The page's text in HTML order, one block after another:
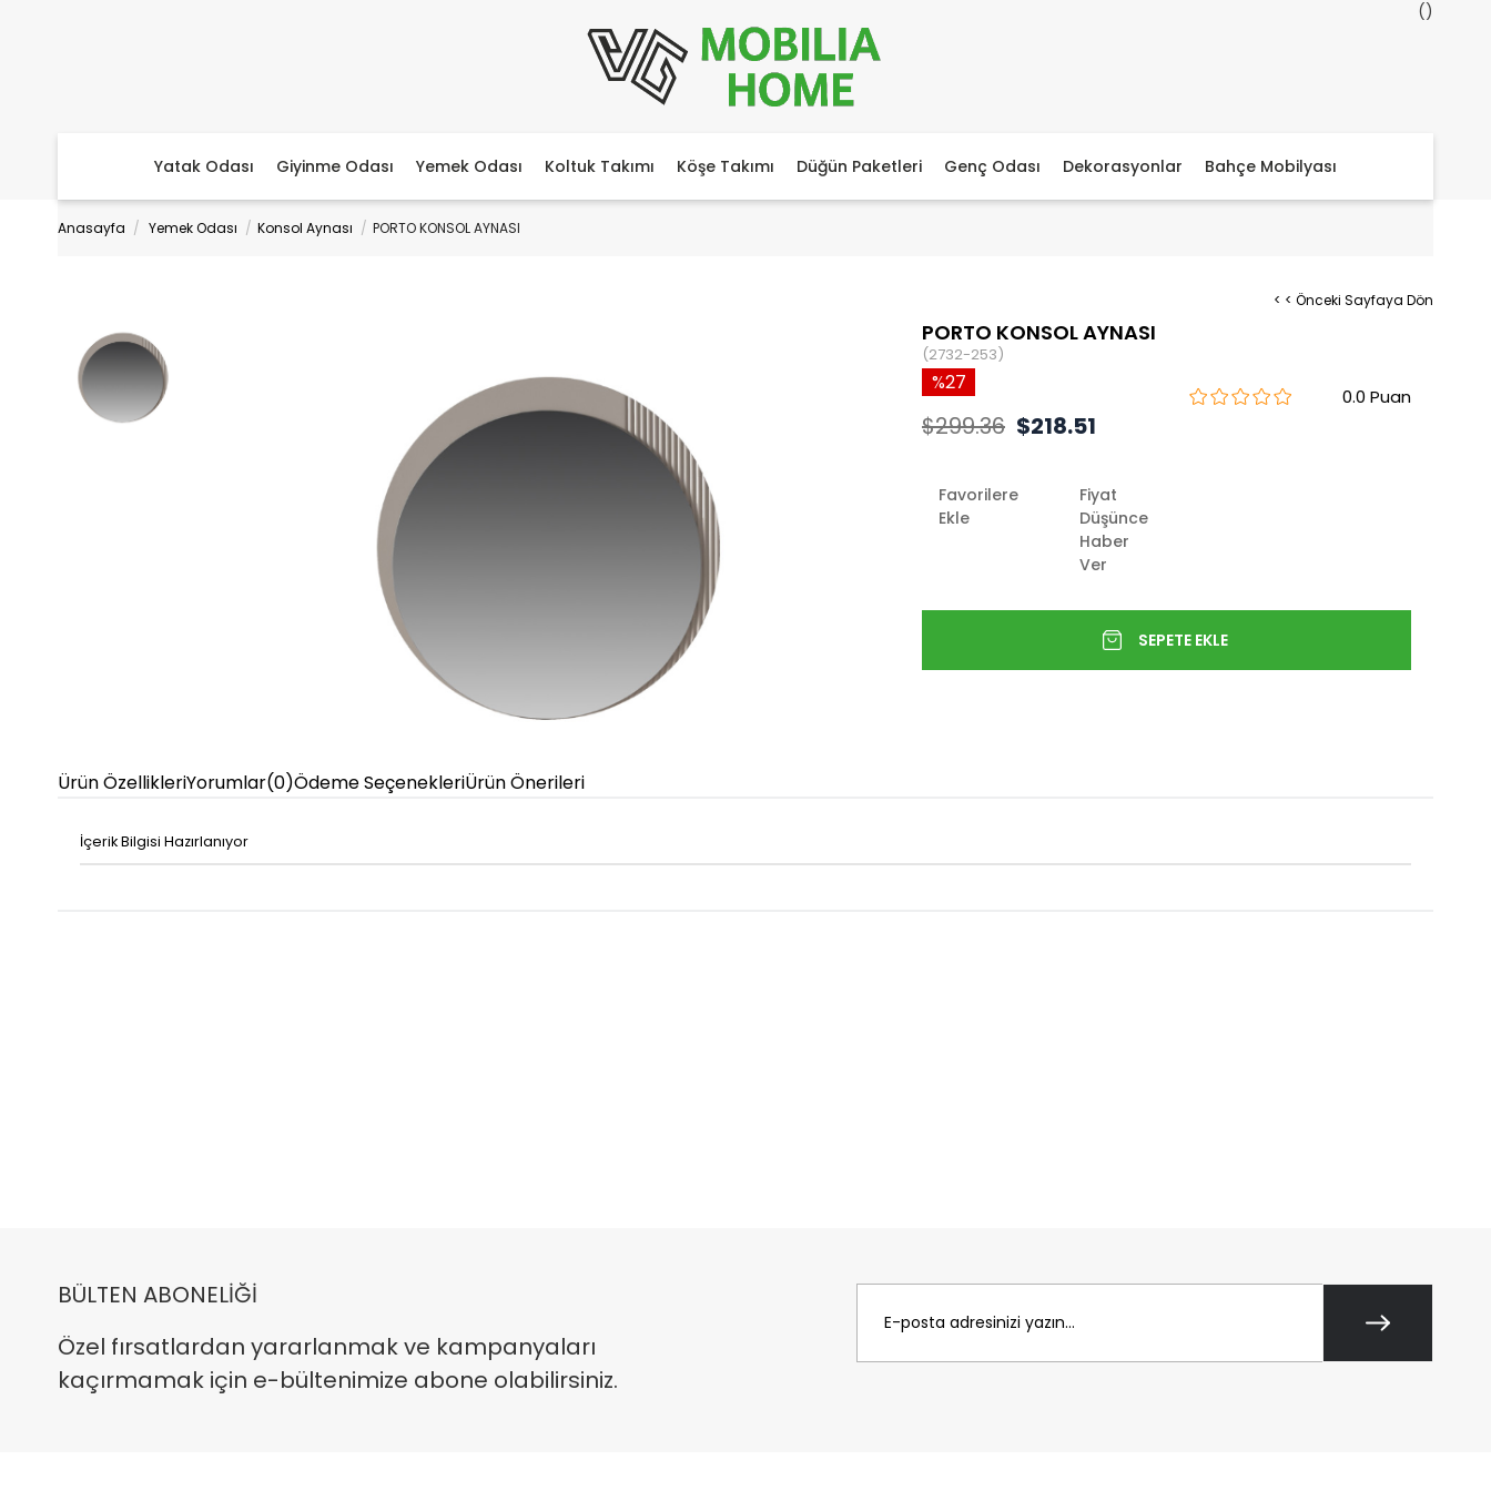
Yatak Odası Giyinme Odası Yemek Odası Koltuk Takımı Köşe Takımı Düğün Paketleri Genç Odası Dekorasyonlar Bahçe Mobilyası
Anasayfa Yemek Odası Konsol Aynası PORTO KONSOL AYNASI
< < Önceki Sayfaya Dön
PORTO KONSOL AYNASI
(2732-253)
0.0
27
$299.36 $218.51
Favorilere
Ekle
Fiyat
Düşünce
Haber
Ver
Ürün ÖzellikleriYorumlar(0)Ödeme SeçenekleriÜrün Önerileri
İçerik Bilgisi Hazırlanıyor
BÜLTEN ABONELİĞİ
Özel fırsatlardan yararlanmak ve kampanyaları
kaçırmamak için e-bültenimize abone olabilirsiniz.